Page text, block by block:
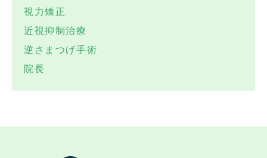
視力矯正
近視抑制治療
逆さまつげ手術
院長